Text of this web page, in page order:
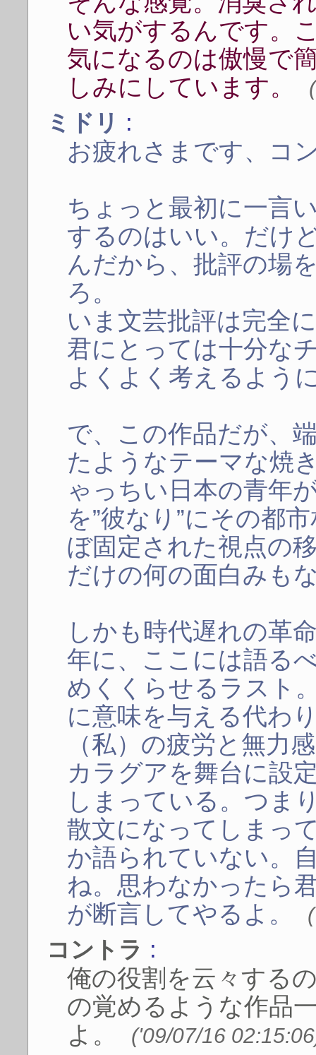
い気がするんです。
気になるのは傲慢で
しみにしています。
ミドリ :
お疲れさまです、コ
ちょっと最初に一言
するのはいい。だけ
んだから、批評の場
ろ。
いま文芸批評は完全
君にとっては十分な
よくよく考えるよう
で、この作品だが、
たようなテーマな焼
ゃっちい日本の青年
を”彼なり”にその都
ぼ固定された視点の
だけの何の面白みも
しかも時代遅れの革
年に、ここには語る
めくくらせるラスト
に意味を与える代わ
（私）の疲労と無力
カラグアを舞台に設
しまっている。つま
散文になってしまっ
か語られていない。
ね。思わなかったら
が断言してやるよ。
コントラ :
俺の役割を云々する
の覚めるような作品
よ。
('09/07/16